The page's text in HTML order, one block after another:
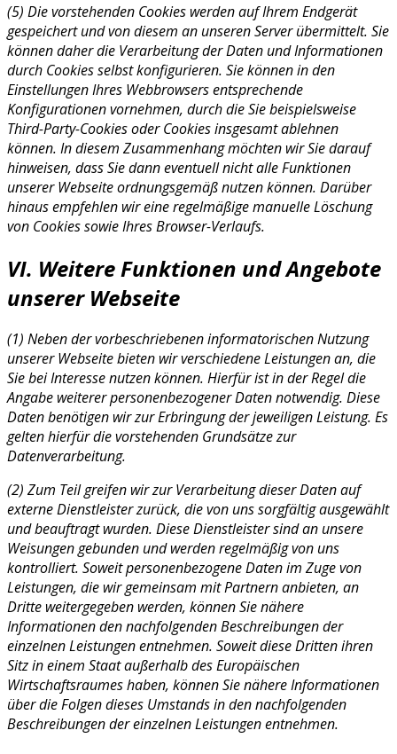
(5) Die vorstehenden Cookies werden auf Ihrem Endgerät
gespeichert und von diesem an unseren Server übermittelt. Sie
können daher die Verarbeitung der Daten und Informationen
durch Cookies selbst konfigurieren. Sie können in den
Einstellungen Ihres Webbrowsers entsprechende
Konfigurationen vornehmen, durch die Sie beispielsweise
Third-Party-Cookies oder Cookies insgesamt ablehnen
können. In diesem Zusammenhang möchten wir Sie darauf
hinweisen, dass Sie dann eventuell nicht alle Funktionen
unserer Webseite ordnungsgemäß nutzen können. Darüber
hinaus empfehlen wir eine regelmäßige manuelle Löschung
von Cookies sowie Ihres Browser-Verlaufs.
VI. Weitere Funktionen und Angebote
unserer Webseite
(1) Neben der vorbeschriebenen informatorischen Nutzung
unserer Webseite bieten wir verschiedene Leistungen an, die
Sie bei Interesse nutzen können. Hierfür ist in der Regel die
Angabe weiterer personenbezogener Daten notwendig. Diese
Daten benötigen wir zur Erbringung der jeweiligen Leistung. Es
gelten hierfür die vorstehenden Grundsätze zur
Datenverarbeitung.
(2) Zum Teil greifen wir zur Verarbeitung dieser Daten auf
externe Dienstleister zurück, die von uns sorgfältig ausgewählt
und beauftragt wurden. Diese Dienstleister sind an unsere
Weisungen gebunden und werden regelmäßig von uns
kontrolliert. Soweit personenbezogene Daten im Zuge von
Leistungen, die wir gemeinsam mit Partnern anbieten, an
Dritte weitergegeben werden, können Sie nähere
Informationen den nachfolgenden Beschreibungen der
einzelnen Leistungen entnehmen. Soweit diese Dritten ihren
Sitz in einem Staat außerhalb des Europäischen
Wirtschaftsraumes haben, können Sie nähere Informationen
über die Folgen dieses Umstands in den nachfolgenden
Beschreibungen der einzelnen Leistungen entnehmen.